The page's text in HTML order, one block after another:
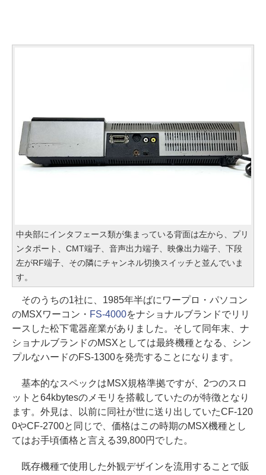
中央部にインタフェース類が集まっている背面は左から、プリ
ンタポート、CMT端子、音声出力端子、映像出力端子、下段
左がRF端子、その隣にチャンネル切換スイッチと並んでいま
す。
そのうちの1社に、1985年半ばにワープロ・パソコン
のMSXワーコン・ FS-4000をナショナルブランドでリリ
ースした松下電器産業がありました。そして同年末、ナ
ショナルブランドのMSXとしては最終機種となる、シン
プルなハードのFS-1300を発売することになります。
基本的なスペックはMSX規格準拠ですが、2つのスロ
ットと64kbytesのメモリを搭載していたのが特徴となり
ます。外見は、以前に同社が世に送り出していたCF-120
0やCF-2700と同じで、価格はこの時期のMSX機種とし
てはお手頃価格と言える39,800円でした。
既存機種で使用した外観デザインを流用することで販